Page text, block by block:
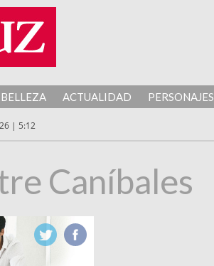
BELLEZA ACTUALIDAD PERSONAJES
| 5:12
Caníbales